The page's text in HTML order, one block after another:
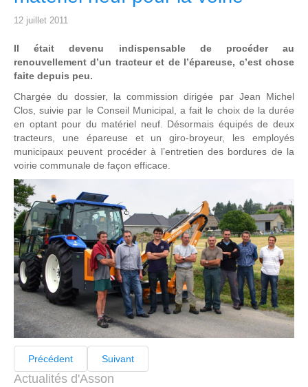
12 juillet 2011
Il était devenu indispensable de procéder au
renouvellement d’un tracteur et de l’épareuse, c’est chose
faite depuis peu.
Chargée du dossier, la commission dirigée par Jean Michel
Clos, suivie par le Conseil Municipal, a fait le choix de la durée
en optant pour du matériel neuf. Désormais équipés de deux
tracteurs, une épareuse et un giro-broyeur, les employés
municipaux peuvent procéder à l’entretien des bordures de la
voirie communale de façon efficace.
Précédent Suivant
Actualités d'Asson